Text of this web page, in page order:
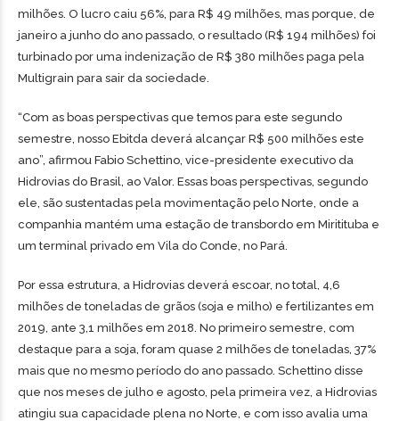
milhões. O lucro caiu 56%, para R$ 49 milhões, mas porque, de
janeiro a junho do ano passado, o resultado (R$ 194 milhões) foi
turbinado por uma indenização de R$ 380 milhões paga pela
Multigrain para sair da sociedade.
“Com as boas perspectivas que temos para este segundo
semestre, nosso Ebitda deverá alcançar R$ 500 milhões este
ano”, afirmou Fabio Schettino, vice-presidente executivo da
Hidrovias do Brasil, ao Valor. Essas boas perspectivas, segundo
ele, são sustentadas pela movimentação pelo Norte, onde a
companhia mantém uma estação de transbordo em Miritituba e
um terminal privado em Vila do Conde, no Pará.
Por essa estrutura, a Hidrovias deverá escoar, no total, 4,6
milhões de toneladas de grãos (soja e milho) e fertilizantes em
2019, ante 3,1 milhões em 2018. No primeiro semestre, com
destaque para a soja, foram quase 2 milhões de toneladas, 37%
mais que no mesmo período do ano passado. Schettino disse
que nos meses de julho e agosto, pela primeira vez, a Hidrovias
atingiu sua capacidade plena no Norte, e com isso avalia uma